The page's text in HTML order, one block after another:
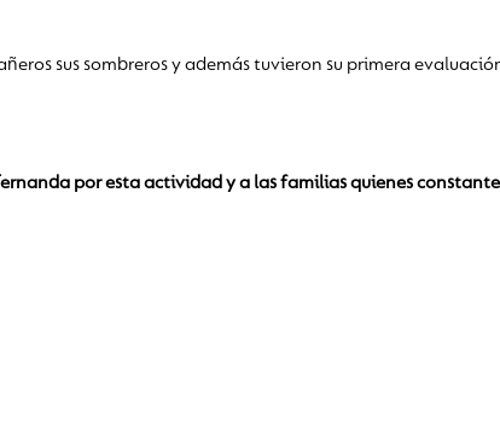
sus sombreros y además tuvieron su primera
por esta actividad y a las familias quienes